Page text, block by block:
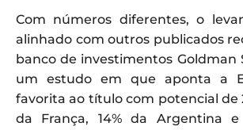
Com números diferentes, o
alinhado com outros publicados
banco de investimentos Goldman
um estudo em que aponta a
favorita ao título com potencial de
da França, 14% da Argentina